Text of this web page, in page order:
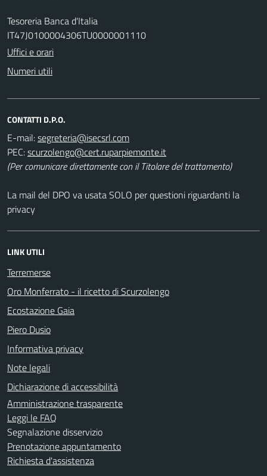
Tesoreria Banca d'Italia
IT47J0100004306TU0000001110
Uffici e orari
Numeri utili
CONTATTI D.P.O.
E-mail:
PEC:
(Per comunicare direttamente con il Titolare del trattamento)
La mail del DPO va usata SOLO per questioni riguardanti la
privacy
LINK UTILI
Terremerse
Oro Monferrato - il ricetto di Scurzolengo
Ecostazione Gaia
Piero Dusio
Informativa privacy
Note legali
Dichiarazione di accessibilità
Amministrazione trasparente
Leggi le FAQ
Segnalazione disservizio
Prenotazione appuntamento
Richiesta d'assistenza